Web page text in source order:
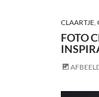
CLAARTJE,
FOTO